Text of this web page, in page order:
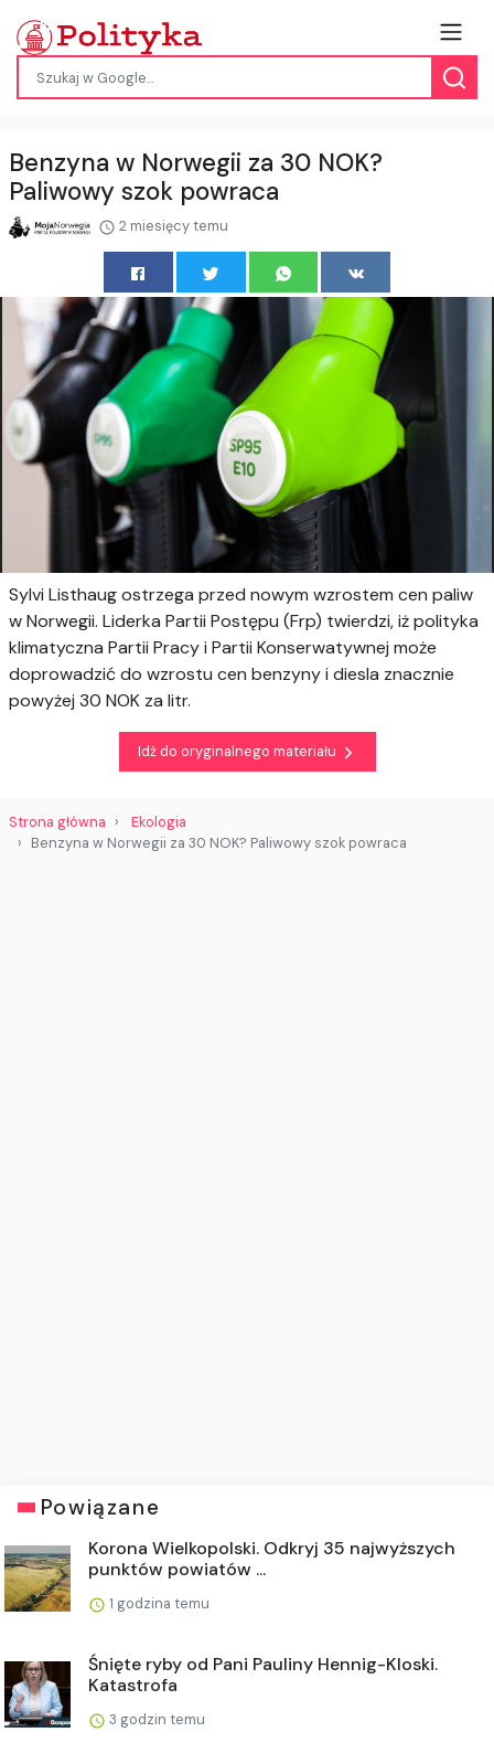
Benzyna w Norwegii za 30 NOK?
Paliwowy szok powraca
2 miesięcy temu
Sylvi Listhaug ostrzega przed nowym wzrostem cen paliw
w Norwegii. Liderka Partii Postępu (Frp) twierdzi, iż polityka
klimatyczna Partii Pracy i Partii Konserwatywnej może
doprowadzić do wzrostu cen benzyny i diesla znacznie
powyżej 30 NOK za litr.
Idź do oryginalnego materiału
Strona główna
Ekologia
Benzyna w Norwegii za 30 NOK? Paliwowy szok powraca
Powiązane
Korona Wielkopolski. Odkryj 35 najwyższych
punktów powiatów ...
1 godzina temu
Śnięte ryby od Pani Pauliny Hennig-Kloski.
Katastrofa
3 godzin temu